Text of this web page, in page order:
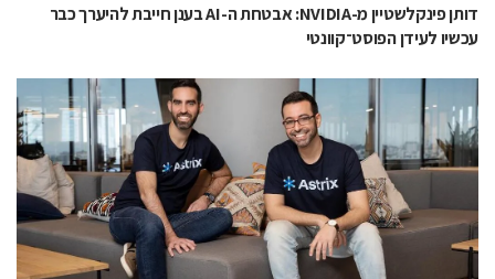
דותן פינקלשטיין מ-NVIDIA: אבטחת ה-AI בענן חייבת להיערך כבר
עכשיו לעידן הפוסט־קוונטי